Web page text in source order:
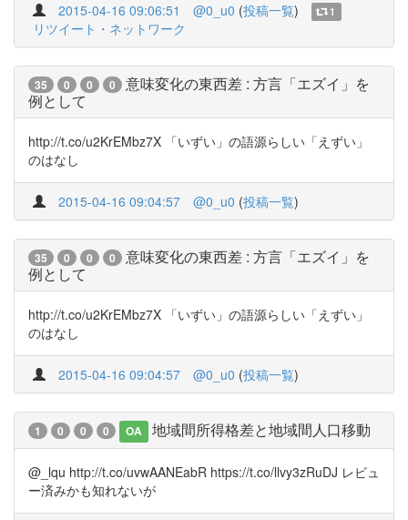
2015-04-16 09:06:51 @0_u0 (投稿一覧) 1
リツイート・ネットワーク
35 0 0 0
意味変化の東西差 : 方言「エズイ」を
例として
http://t.co/u2KrEMbz7X 「いずい」の語源らしい「えずい」
のはなし
2015-04-16 09:04:57 @0_u0 (投稿一覧)
35 0 0 0
意味変化の東西差 : 方言「エズイ」を
例として
http://t.co/u2KrEMbz7X 「いずい」の語源らしい「えずい」
のはなし
2015-04-16 09:04:57 @0_u0 (投稿一覧)
1 0 0 0 OA 地域間所得格差と地域間人口移動
@_lqu http://t.co/uvwAANEabR https://t.co/llvy3zRuDJ レビュ
ー済みかも知れないが